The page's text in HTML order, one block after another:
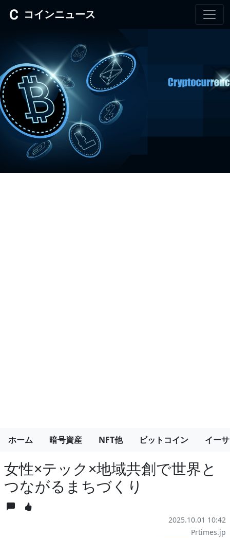
コインニュース
ホーム 暗号資産 NFT他 ビットコイン イー
女性×テック×地域共創で世界と
つながるまちづくり
2025.10.01 10:42
Prtimes.jp